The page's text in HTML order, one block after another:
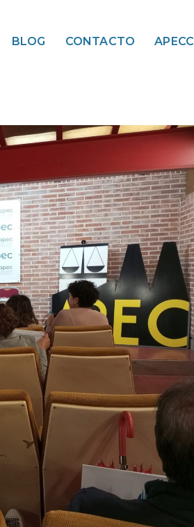
BLOG CONTACTO